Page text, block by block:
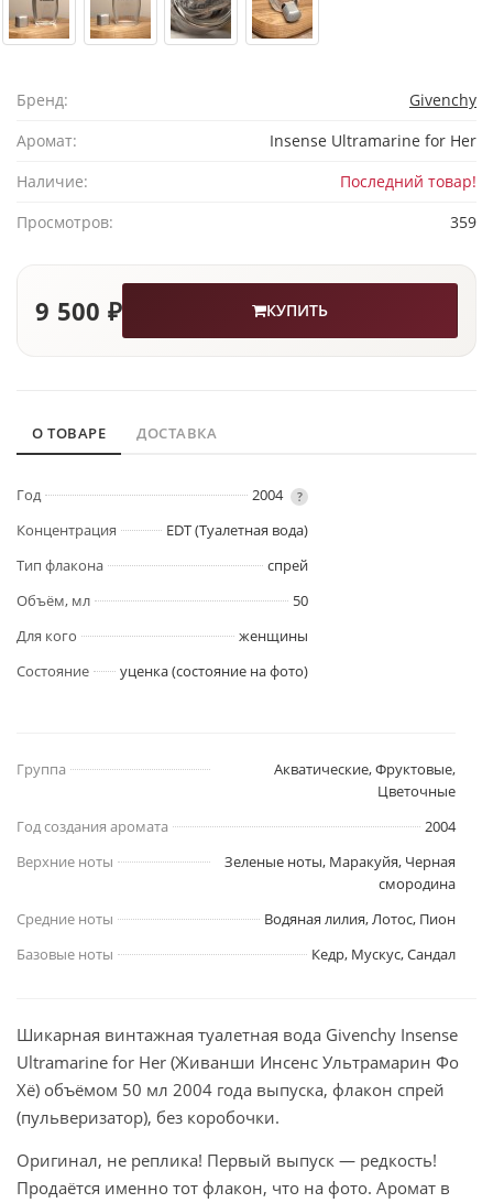
Бренд:
Givenchy
Аромат:
Insense Ultramarine for Her
Наличие:
Последний товар!
Просмотров:
359
9 500 ₽ КУПИТЬ
О ТОВАРЕ ДОСТАВКА
Год 2004 ?
Концентрация
EDT (Туалетная вода)
Тип флакона
спрей
Объём, мл
50
Для кого
женщины
Состояние
уценка (состояние на фото)
Группа
Акватические, Фруктовые,
Цветочные
Год создания аромата
2004
Верхние ноты
Зеленые ноты, Маракуйя, Черная
смородина
Средние ноты
Водяная лилия, Лотос, Пион
Базовые ноты
Кедр, Мускус, Сандал
Шикарная винтажная туалетная вода Givenchy Insense
Ultramarine for Her (Живанши Инсенс Ультрамарин Фо
Хё) объёмом 50 мл 2004 года выпуска, флакон спрей
(пульверизатор), без коробочки.
Оригинал, не реплика! Первый выпуск — редкость!
Продаётся именно тот флакон, что на фото. Аромат в